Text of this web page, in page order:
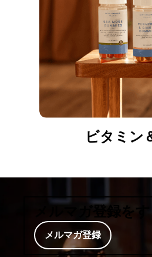
ビタミン
メルマガ登録をす
メルマガ登録